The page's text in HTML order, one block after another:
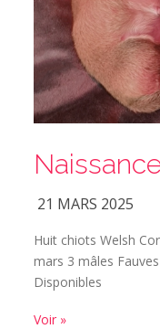
21 MARS 2025
Huit chiots Welsh
mars 3 mâles
Disponibles
Voir »